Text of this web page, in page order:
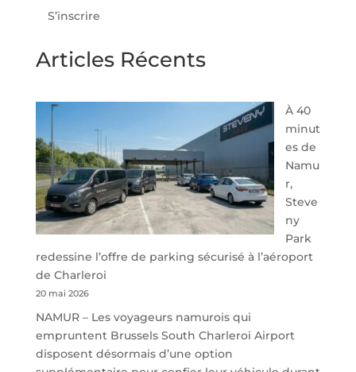
S’inscrire
Articles Récents
À 40
minut
es de
Namu
r,
Steve
ny
Park
redessine l’offre de parking sécurisé à l’aéroport
de Charleroi
20 mai 2026
NAMUR – Les voyageurs namurois qui
empruntent Brussels South Charleroi Airport
disposent désormais d’une option